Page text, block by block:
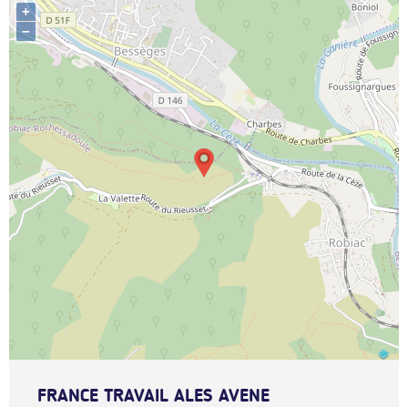
+
−
FRANCE TRAVAIL ALES AVENE